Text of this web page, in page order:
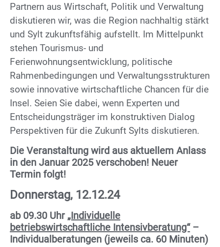
Partnern aus Wirtschaft, Politik und Verwaltung
diskutieren wir, was die Region nachhaltig stärkt
und Sylt zukunftsfähig aufstellt. Im Mittelpunkt
stehen Tourismus- und
Ferienwohnungsentwicklung, politische
Rahmenbedingungen und Verwaltungsstrukturen
sowie innovative wirtschaftliche Chancen für die
Insel. Seien Sie dabei, wenn Experten und
Entscheidungsträger im konstruktiven Dialog
Perspektiven für die Zukunft Sylts diskutieren.
Die Veranstaltung wird aus aktuellem Anlass
in den Januar 2025 verschoben! Neuer
Termin folgt!
Donnerstag, 12.12.24
ab 09.30 Uhr „Individuelle
betriebswirtschaftliche Intensivberatung“–
Individualberatungen (jeweils ca. 60 Minuten)